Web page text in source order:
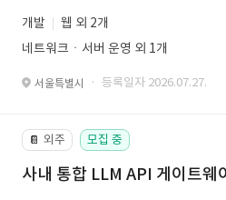
개발
웹 외 2개
네트워크ㆍ서버 운영 외 1개
서울특별시 · 등록일자 2026.07.27.
📔 외주 모집 중
사내 통합 LLM API 게이트웨